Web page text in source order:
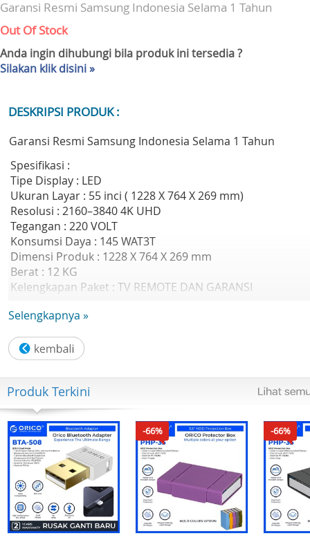
Garansi Resmi Samsung Indonesia Selama 1 Tahun
Out Of Stock
Anda ingin dihubungi bila produk ini tersedia ?
Silakan klik disini »
DESKRIPSI PRODUK :
Garansi Resmi Samsung Indonesia Selama 1 Tahun
Spesifikasi :
Tipe Display : LED
Ukuran Layar : 55 inci ( 1228 X 764 X 269 mm)
Resolusi : 2160–3840 4K UHD
Tegangan : 220 VOLT
Konsumsi Daya : 145 WAT3T
Dimensi Produk : 1228 X 764 X 269 mm
Berat : 12 KG
Kelengkapan Paket : TV REMOTE DAN GARANSI
Selengkapnya »
Produk Terkini
-66% -66%